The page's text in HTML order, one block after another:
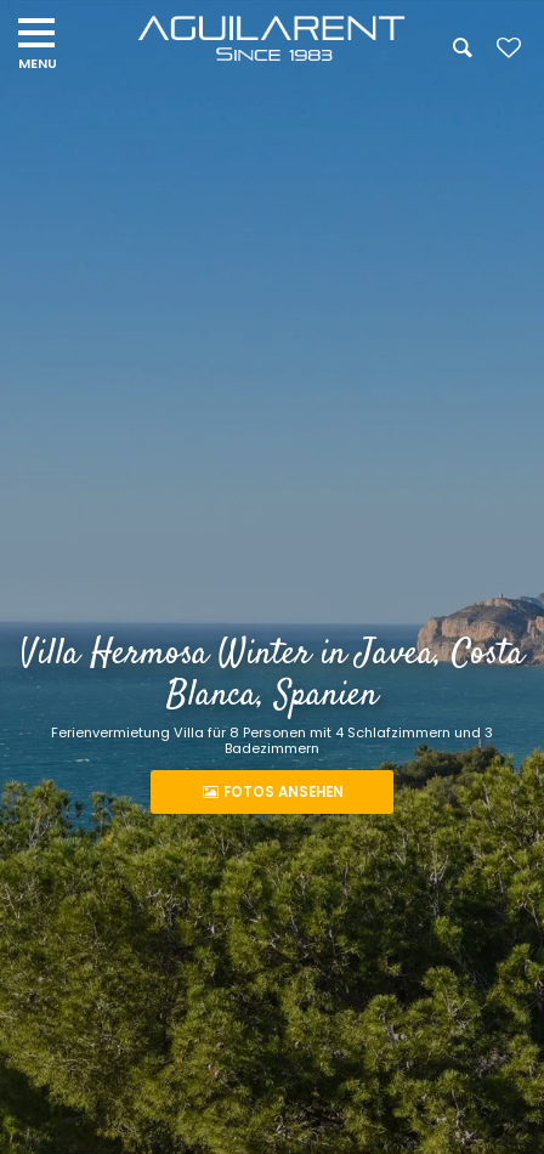
Villa Hermosa Winter in Javea, Costa
Blanca, Spanien
Ferienvermietung Villa für 8 Personen mit 4 Schlafzimmern und 3
Badezimmern
FOTOS ANSEHEN